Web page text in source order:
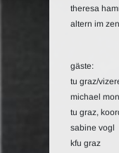
theresa
altern im
gäste:
tu graz/
michael
tu graz,
sabine vogl
kfu graz